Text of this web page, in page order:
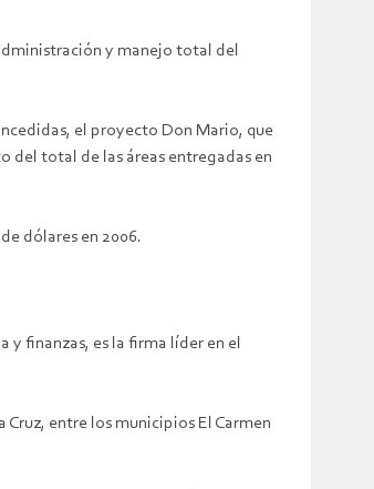
y manejo total del
el proyecto Don Mario, que
del total de las áreas entregadas en
dólares en 2006.
finanzas, es la firma líder en el
entre los municipios El Carmen